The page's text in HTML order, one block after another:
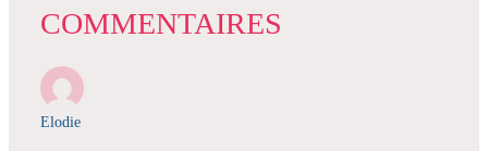
COMMENTAIRES
Elodie